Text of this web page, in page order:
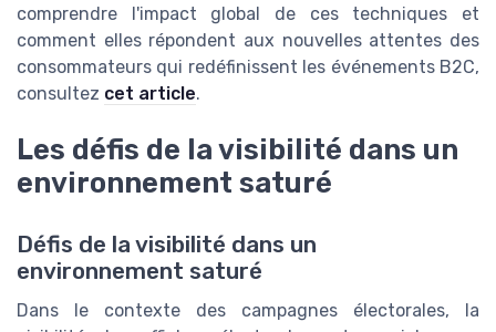
comprendre l'impact global de ces techniques et
comment elles répondent aux nouvelles attentes des
consommateurs qui redéfinissent les événements B2C,
consultez cet article.
Les défis de la visibilité dans un
environnement saturé
Défis de la visibilité dans un
environnement saturé
Dans le contexte des campagnes électorales, la